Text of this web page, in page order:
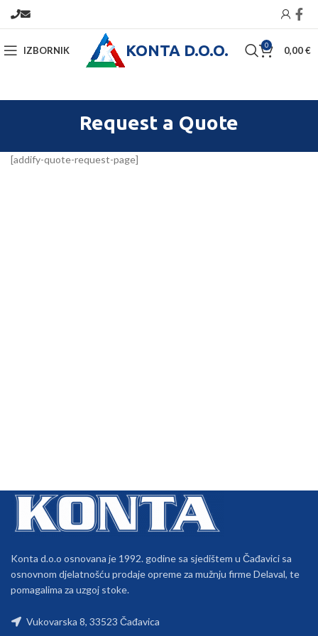
IZBORNIK KONTA D.O.O. 0 0,00€
Request a Quote
[addify-quote-request-page]
Konta d.o.o osnovana je 1992. godine sa sjedištem u Čađavici sa
osnovnom djelatnošću prodaje opreme za mužnju firme Delaval, te
pomagalima za uzgoj stoke.
Vukovarska 8, 33523 Čađavica